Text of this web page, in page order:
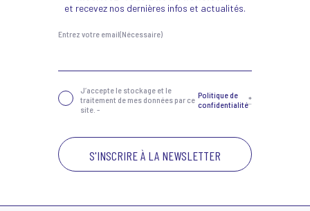
et recevez nos dernières infos et actualités.
Entrez votre email(Nécessaire)
Confidentialité(Nécessaire)
J‘accepte le stockage et le
traitement de mes données par ce
site. -
Politique de
confidentialité*